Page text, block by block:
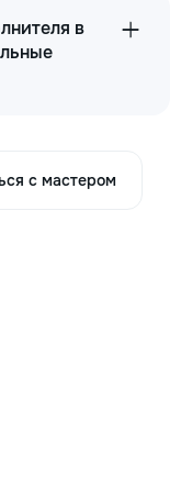
в
с мастером